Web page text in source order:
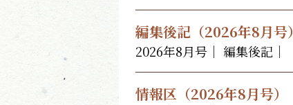
編集後記（2026年8月号）
2026年8月号｜ 編集後記｜
情報区（2026年8月号）